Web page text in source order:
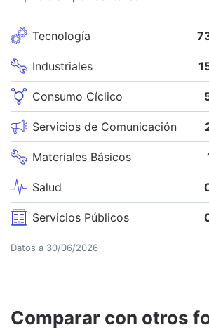
Tecnología
Industriales
Consumo Cíclico
Servicios de Comunicación
Materiales Básicos
Salud
Servicios Públicos
Datos a 30/06/2026
Comparar con otros